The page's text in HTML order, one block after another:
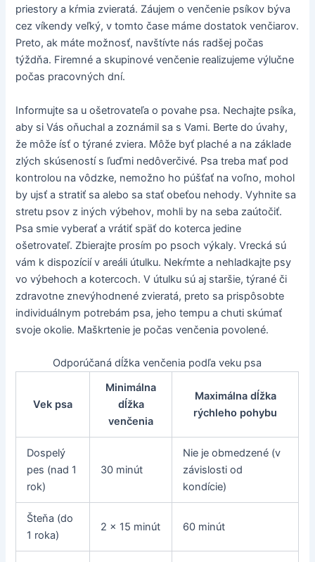
priestory a kŕmia zvieratá. Záujem o venčenie psíkov býva
cez víkendy veľký, v tomto čase máme dostatok venčiarov.
Preto, ak máte možnosť, navštívte nás radšej počas
týždňa. Firemné a skupinové venčenie realizujeme výlučne
počas pracovných dní.
Informujte sa u ošetrovateľa o povahe psa. Nechajte psíka,
aby si Vás oňuchal a zoznámil sa s Vami. Berte do úvahy,
že môže ísť o týrané zviera. Môže byť plaché a na základe
zlých skúseností s ľuďmi nedôverčivé. Psa treba mať pod
kontrolou na vôdzke, nemožno ho púšťať na voľno, mohol
by ujsť a stratiť sa alebo sa stať obeťou nehody. Vyhnite sa
stretu psov z iných výbehov, mohli by na seba zaútočiť.
Psa smie vyberať a vrátiť späť do koterca jedine
ošetrovateľ. Zbierajte prosím po psoch výkaly. Vrecká sú
vám k dispozícií v areáli útulku. Nekŕmte a nehladkajte psy
vo výbehoch a kotercoch. V útulku sú aj staršie, týrané či
zdravotne znevýhodnené zvieratá, preto sa prispôsobte
individuálnym potrebám psa, jeho tempu a chuti skúmať
svoje okolie. Maškrtenie je počas venčenia povolené.
Odporúčaná dĺžka venčenia podľa veku psa
Vek psa
Minimálna
dĺžka
venčenia
Maximálna dĺžka
rýchleho pohybu
Dospelý
pes (nad 1
rok)
30 minút
Nie je obmedzené (v
závislosti od
kondície)
Šteňa (do
1 roka)
2 x 15 minút 60 minút